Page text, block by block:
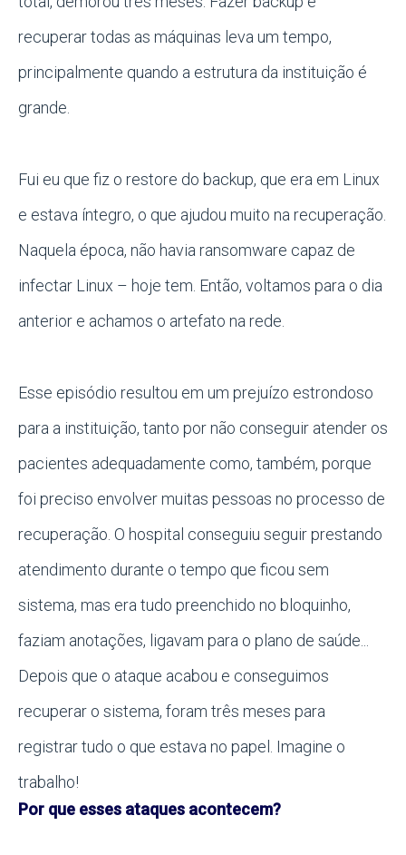
recuperar todas as máquinas leva um tempo,
principalmente quando a estrutura da instituição é
grande.
Fui eu que fiz o restore do backup, que era em Linux
e estava íntegro, o que ajudou muito na recuperação.
Naquela época, não havia ransomware capaz de
infectar Linux – hoje tem. Então, voltamos para o dia
anterior e achamos o artefato na rede.
Esse episódio resultou em um prejuízo estrondoso
para a instituição, tanto por não conseguir atender os
pacientes adequadamente como, também, porque
foi preciso envolver muitas pessoas no processo de
recuperação. O hospital conseguiu seguir prestando
atendimento durante o tempo que ficou sem
sistema, mas era tudo preenchido no bloquinho,
faziam anotações, ligavam para o plano de saúde...
Depois que o ataque acabou e conseguimos
recuperar o sistema, foram três meses para
registrar tudo o que estava no papel. Imagine o
trabalho!
Por que esses ataques acontecem?